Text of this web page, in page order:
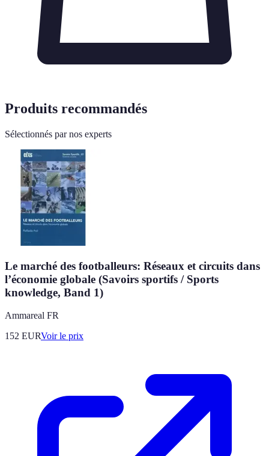
Produits recommandés
Sélectionnés par nos experts
Le marché des footballeurs: Réseaux et circuits dans
l’économie globale (Savoirs sportifs / Sports
knowledge, Band 1)
Ammareal FR
152 EURVoir le prix